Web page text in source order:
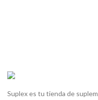
Suplex es tu tienda de